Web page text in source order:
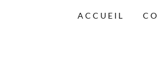
ACCUEIL